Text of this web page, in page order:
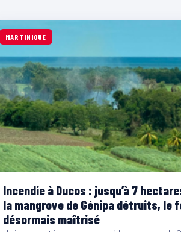
MARTINIQUE
Incendie à Ducos : jusqu’à 7
la mangrove de Génipa détruits, le
désormais maîtrisé